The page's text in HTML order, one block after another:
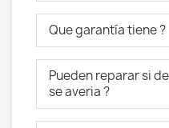
Que garantía tiene ?
Pueden reparar si
se averia ?